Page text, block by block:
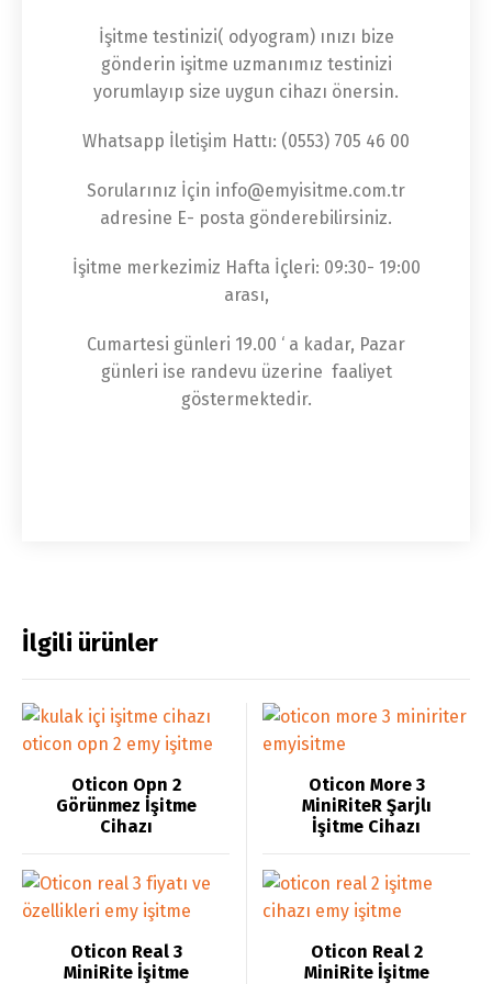
İşitme testinizi( odyogram) ınızı bize
gönderin işitme uzmanımız testinizi
yorumlayıp size uygun cihazı önersin.
Whatsapp İletişim Hattı: (0553) 705 46 00
Sorularınız İçin info@emyisitme.com.tr
adresine E- posta gönderebilirsiniz.
İşitme merkezimiz Hafta İçleri: 09:30- 19:00
arası,
Cumartesi günleri 19.00 ‘ a kadar, Pazar
günleri ise randevu üzerine faaliyet
göstermektedir.
İlgili ürünler
Oticon Opn 2
Görünmez İşitme
Cihazı
Oticon More 3
MiniRiteR Şarjlı
İşitme Cihazı
Oticon Real 3
MiniRite İşitme
Oticon Real 2
MiniRite İşitme